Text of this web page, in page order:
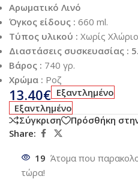
Αρωματικό Λινό
Όγκος είδους : 660 ml.
Τύπος υλικού : Χωρίς
Διαστάσεις συσκευασίας :
Βάρος : 740 γρ.
Χρώμα : Ροζ
13.40€ Εξαντλημένο
Εξαντλημένο
Σύγκριση
Πρόσθήκη
Share:
19 Άτομα που
τώρα!